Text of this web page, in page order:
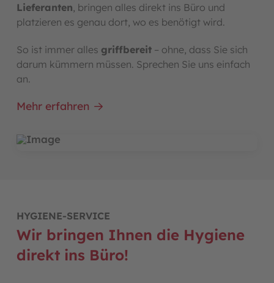
Lieferanten, bringen alles direkt ins Büro und
platzieren es genau dort, wo es benötigt wird.
So ist immer alles griffbereit– ohne, dass Sie sich
darum kümmern müssen. Sprechen Sie uns einfach
an.
Mehr erfahren
HYGIENE-SERVICE
Wir bringen Ihnen die Hygiene
direkt ins Büro!